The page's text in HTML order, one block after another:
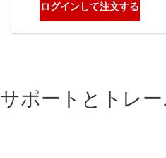
サポートとトレ